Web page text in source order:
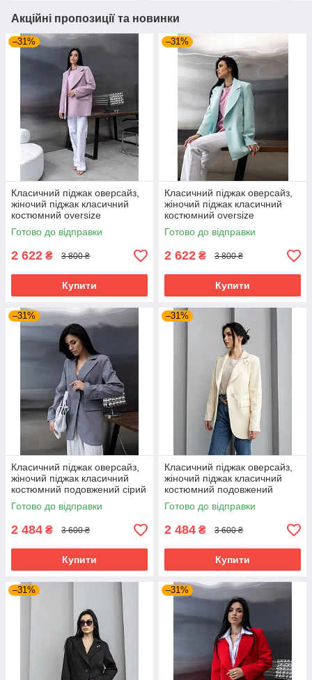
Акційні пропозиції та новинки
–31%
Класичний піджак оверсайз,
жіночий піджак класичний
костюмний oversize
подовжений рожевий 40–50
розміри
Готово до відправки
2 622 ₴ 3 800 ₴
Купити
–31%
Класичний піджак оверсайз,
жіночий піджак класичний
костюмний oversize
подовжений м'ятний 40–50
розміри
Готово до відправки
2 622 ₴ 3 800 ₴
Купити
–31%
Класичний піджак оверсайз,
жіночий піджак класичний
костюмний подовжений сірий
40–50 розміри
Готово до відправки
2 484 ₴ 3 600 ₴
Купити
–31%
Класичний піджак оверсайз,
жіночий піджак класичний
костюмний подовжений
молочний 40–50 розміри
Готово до відправки
2 484 ₴ 3 600 ₴
Купити
–31% –31%